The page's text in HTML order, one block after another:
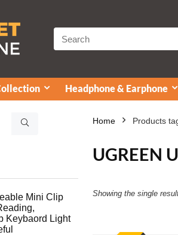
Headphone & Earphone
Mini Clip
Keybaord Light
Home Products
UGREEN
Showing the single